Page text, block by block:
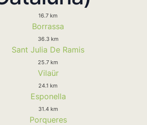
16.7 km
Borrassa
36.3 km
Sant Julia De Ramis
25.7 km
Vilaür
24.1 km
Esponella
31.4 km
Porqueres